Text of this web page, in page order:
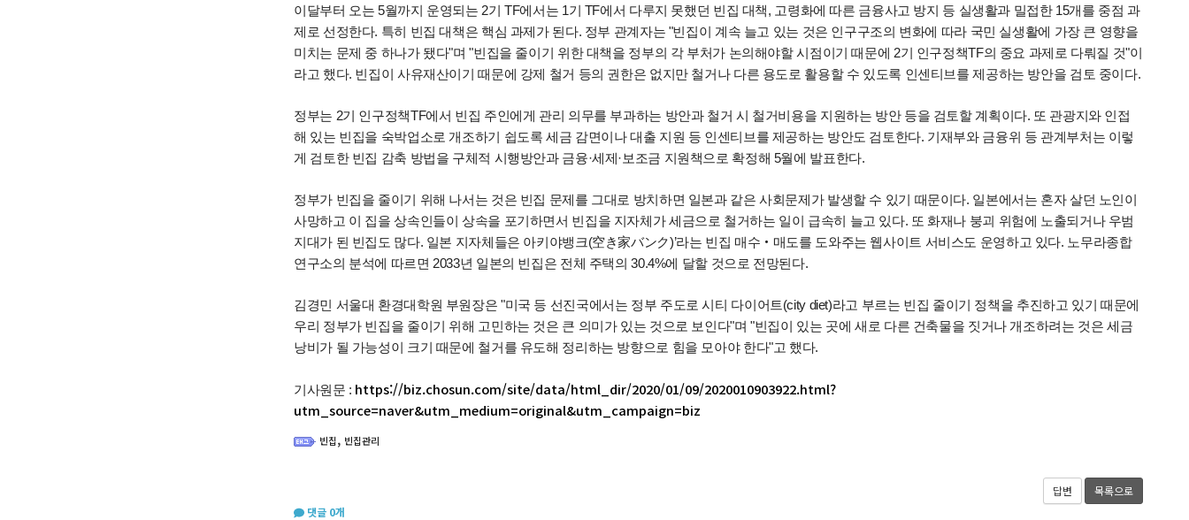
이달부터 오는 5월까지 운영되는 2기 TF에서는 1기 TF에서 다루지 못했던 빈집 대책, 고령화에 따른 금융사고 방지 등 실생활과 밀접한 15개를 중점 과
제로 선정한다. 특히 빈집 대책은 핵심 과제가 된다. 정부 관계자는 "빈집이 계속 늘고 있는 것은 인구구조의 변화에 따라 국민 실생활에 가장 큰 영향을
미치는 문제 중 하나가 됐다"며 "빈집을 줄이기 위한 대책을 정부의 각 부처가 논의해야할 시점이기 때문에 2기 인구정책TF의 중요 과제로 다뤄질 것"이
라고 했다. 빈집이 사유재산이기 때문에 강제 철거 등의 권한은 없지만 철거나 다른 용도로 활용할 수 있도록 인센티브를 제공하는 방안을 검토 중이다.
정부는 2기 인구정책TF에서 빈집 주인에게 관리 의무를 부과하는 방안과 철거 시 철거비용을 지원하는 방안 등을 검토할 계획이다. 또 관광지와 인접
해 있는 빈집을 숙박업소로 개조하기 쉽도록 세금 감면이나 대출 지원 등 인센티브를 제공하는 방안도 검토한다. 기재부와 금융위 등 관계부처는 이렇
게 검토한 빈집 감축 방법을 구체적 시행방안과 금융·세제·보조금 지원책으로 확정해 5월에 발표한다.
정부가 빈집을 줄이기 위해 나서는 것은 빈집 문제를 그대로 방치하면 일본과 같은 사회문제가 발생할 수 있기 때문이다. 일본에서는 혼자 살던 노인이
사망하고 이 집을 상속인들이 상속을 포기하면서 빈집을 지자체가 세금으로 철거하는 일이 급속히 늘고 있다. 또 화재나 붕괴 위험에 노출되거나 우범
지대가 된 빈집도 많다. 일본 지자체들은 아키야뱅크(空き家バンク)’라는 빈집 매수‧매도를 도와주는 웹사이트 서비스도 운영하고 있다. 노무라종합
연구소의 분석에 따르면 2033년 일본의 빈집은 전체 주택의 30.4%에 달할 것으로 전망된다.
김경민 서울대 환경대학원 부원장은 "미국 등 선진국에서는 정부 주도로 시티 다이어트(city diet)라고 부르는 빈집 줄이기 정책을 추진하고 있기 때문에
우리 정부가 빈집을 줄이기 위해 고민하는 것은 큰 의미가 있는 것으로 보인다"며 "빈집이 있는 곳에 새로 다른 건축물을 짓거나 개조하려는 것은 세금
낭비가 될 가능성이 크기 때문에 철거를 유도해 정리하는 방향으로 힘을 모아야 한다"고 했다.
기사원문 : https://biz.chosun.com/site/data/html_dir/2020/01/09/2020010903922.html?
utm_source=naver&utm_medium=original&utm_campaign=biz
빈집, 빈집관리
답변
목록으로
댓글 0개